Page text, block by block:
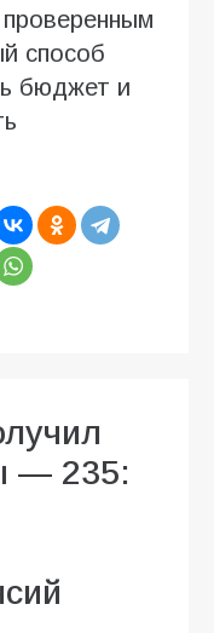
способ
бюджет и
— 235: